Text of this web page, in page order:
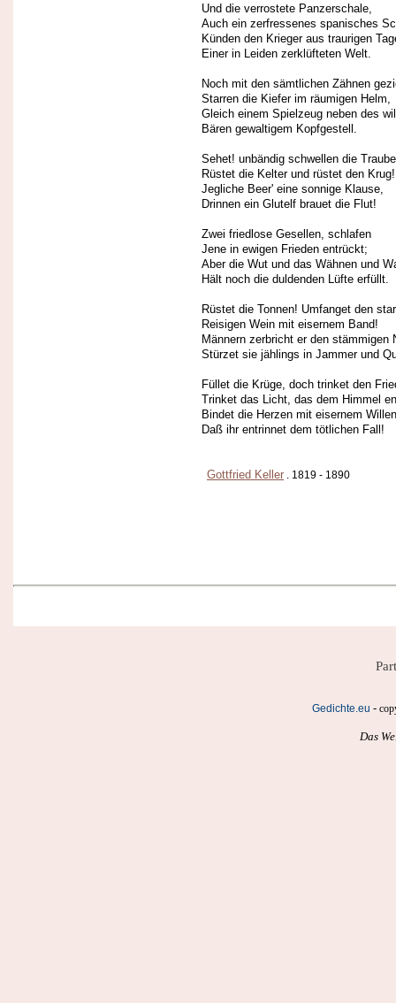
Und die verrostete Panzerschale,
Auch ein zerfressenes spanisches
Künden den Krieger aus traurigen
Einer in Leiden zerklüfteten Welt.
Noch mit den sämtlichen Zähnen
Starren die Kiefer im räumigen Helm,
Gleich einem Spielzeug neben des
Bären gewaltigem Kopfgestell.
Sehet! unbändig schwellen die
Rüstet die Kelter und rüstet den
Jegliche Beer' eine sonnige Klause,
Drinnen ein Glutelf brauet die Flut!
Zwei friedlose Gesellen, schlafen
Jene in ewigen Frieden entrückt;
Aber die Wut und das Wähnen und
Hält noch die duldenden Lüfte erfüllt.
Rüstet die Tonnen! Umfanget den
Reisigen Wein mit eisernem Band!
Männern zerbricht er den stämmigen
Stürzet sie jählings in Jammer und
Füllet die Krüge, doch trinket den
Trinket das Licht, das dem Himmel
Bindet die Herzen mit eisernem
Daß ihr entrinnet dem tötlichen Fall!
Gottfried Keller . 1819 - 1890
Gedichte.eu -
Das